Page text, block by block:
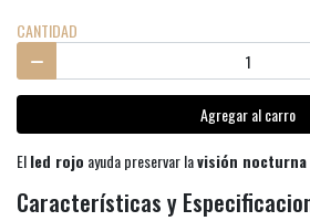
CANTIDAD
Agregar al carro
Elled rojo ayuda preservar lavisión nocturna
Características y